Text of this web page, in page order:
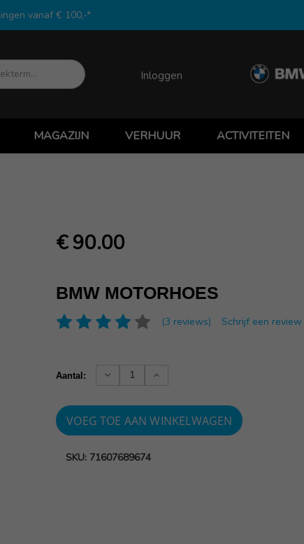
vanaf € 100,-*
Inloggen
MAGAZIJN VERHUUR ACTIVITEITEN
€ 90.00
BMW MOTORHOES
(3 reviews) Schrijf een review
voorraad:
Aantal:
Verhoog
Verlaag
SKU: 71607689674